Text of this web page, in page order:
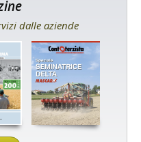
dalle aziende